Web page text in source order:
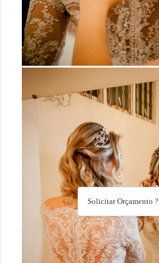
Solicitar Orçamento ?